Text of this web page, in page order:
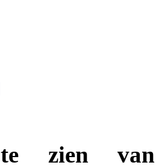
te zien